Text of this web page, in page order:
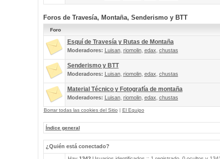
Foros de Travesía, Montaña, Senderismo y BTT
Foro
Esquí de Travesía y Rutas de Montaña
Moderadores: Luisan, riomolin, edax chustas
Senderismo y BTT
Moderadores: Luisan, riomolin, edax chustas
Material Técnico y Fotografía de montaña
Moderadores: Luisan, riomolin, edax chustas
Borrar todas las cookies del Sitio | El Equipo
Índice general
¿Quién está conectado?